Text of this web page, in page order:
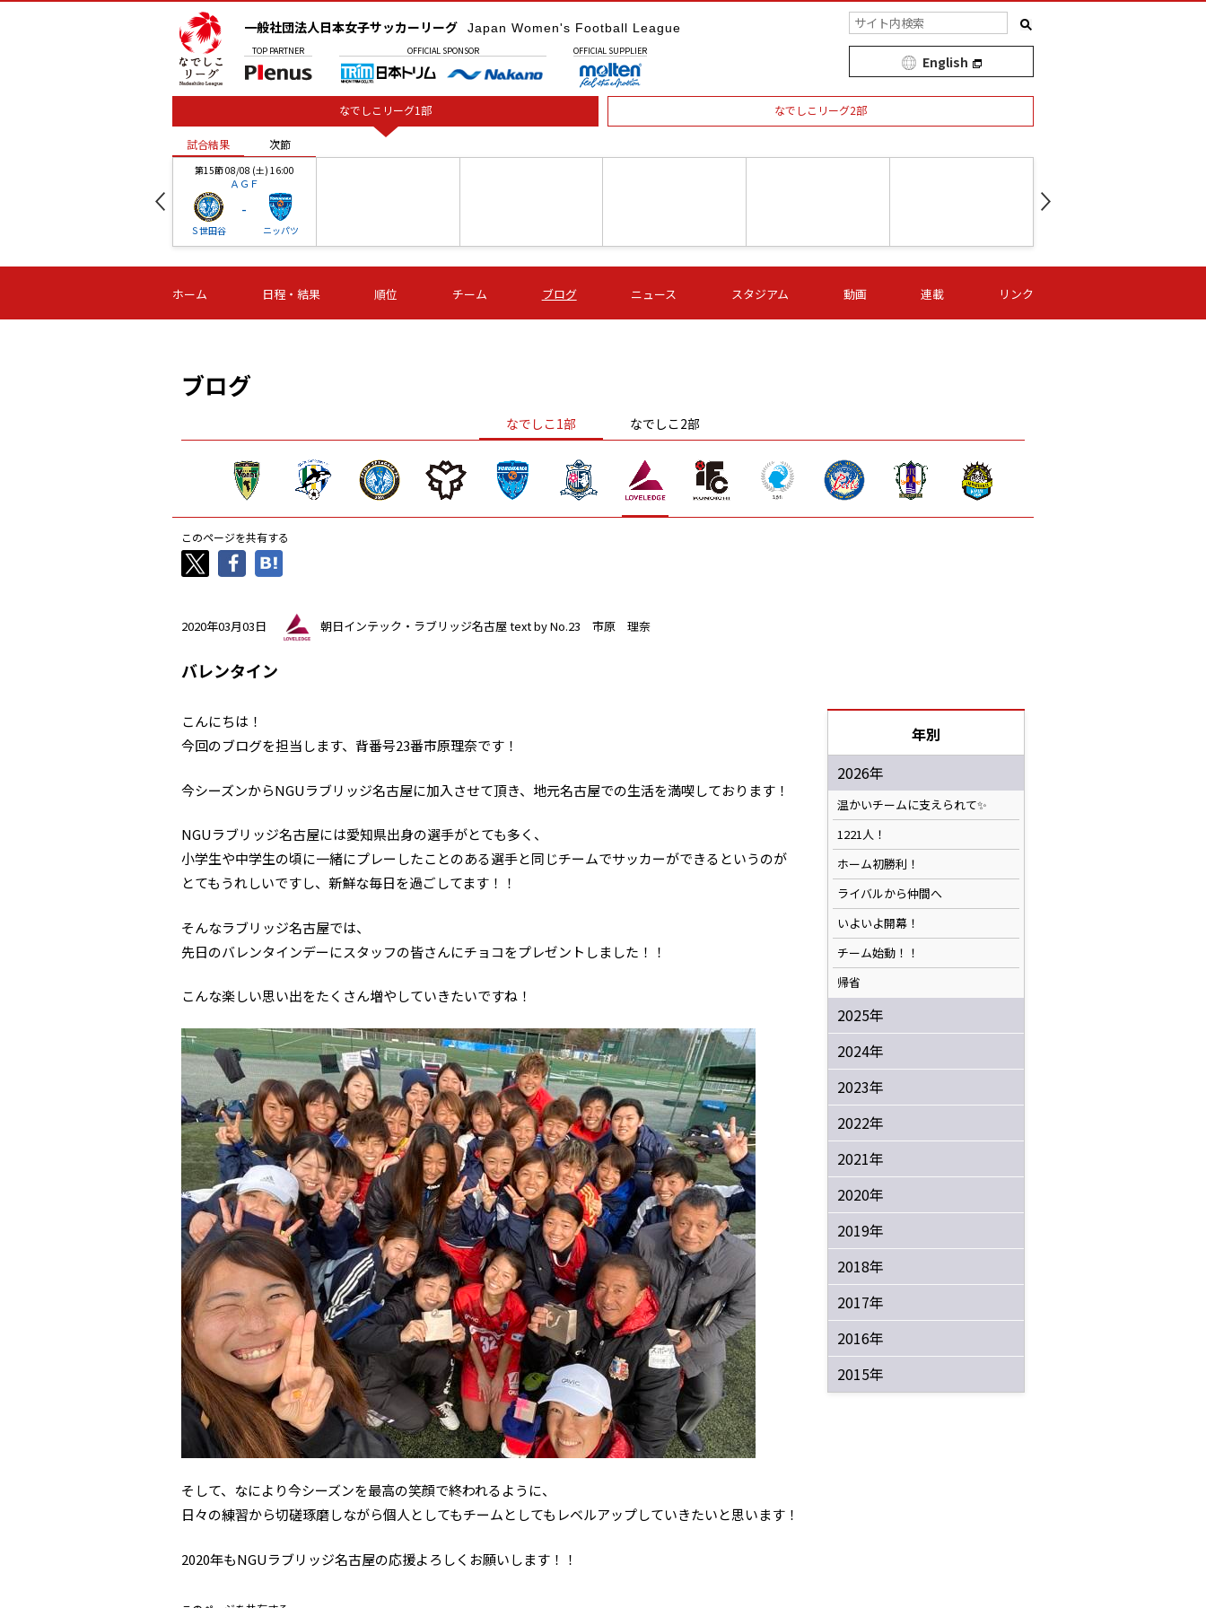
一般社団法人日本女子サッカーリーグ Japan Women's Football League
TOP PARTNER OFFICIAL SPONSOR OFFICIAL SUPPLIER
English
なでしこリーグ1部 なでしこリーグ2部
試合結果 次節
第15節 08/08 (土) 16:00
ＡＧＦ
Ｓ世田谷
-
ニッパツ
-
第16節 09/05 (土) 15:00
ニッパツ
-
第16節 09/05 (土) 15:00
石人の星
-
第16節 09/05 (土) 16:00
ＡＧＦ
-
いちご
-
第16節 09/06 (日) 15:00
-
第16節 09/06 (日) 15:00
- -
試合結果 次節
ホーム 日程・結果 順位 チーム ブログ ニュース スタジアム 動画 連載 リンク
ブログ
なでしこ1部 なでしこ2部
このページを共有する
2020年03月03日 朝日インテック・ラブリッジ名古屋text by No.23 市原 理奈
バレンタイン
こんにちは！
今回のブログを担当します、背番号23番市原理奈です！
今シーズンからNGUラブリッジ名古屋に加入させて頂き、地元名古屋での生活を満喫しております！
NGUラブリッジ名古屋には愛知県出身の選手がとても多く、
小学生や中学生の頃に一緒にプレーしたことのある選手と同じチームでサッカーができるというのが
とてもうれしいですし、新鮮な毎日を過ごしてます！！
そんなラブリッジ名古屋では、
先日のバレンタインデーにスタッフの皆さんにチョコをプレゼントしました！！
こんな楽しい思い出をたくさん増やしていきたいですね！
そして、なにより今シーズンを最高の笑顔で終われるように、
日々の練習から切磋琢磨しながら個人としてもチームとしてもレベルアップしていきたいと思います！
2020年もNGUラブリッジ名古屋の応援よろしくお願いします！！
年別
2026年
温かいチームに支えられて✨️
1221人！
ホーム初勝利！
ライバルから仲間へ
いよいよ開幕！
チーム始動！！
帰省
2025年
2024年
2023年
2022年
2021年
2020年
2019年
2018年
2017年
2016年
2015年